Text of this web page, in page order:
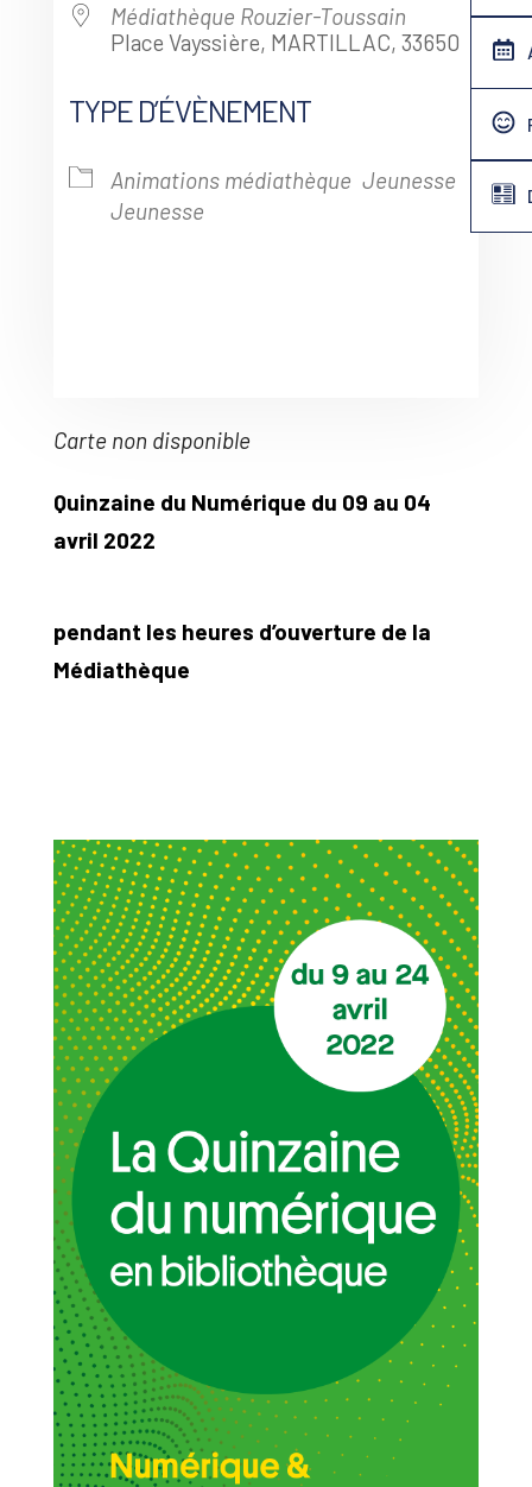
Médiathèque Rouzier-Toussain
Place Vayssière, MARTILLAC, 33650
TYPE D’ÉVÈNEMENT
Animations médiathèque Jeunesse
Jeunesse
Carte non disponible
Quinzaine du Numérique du 09 au 04
avril 2022
pendant les heures d’ouverture de la
Médiathèque